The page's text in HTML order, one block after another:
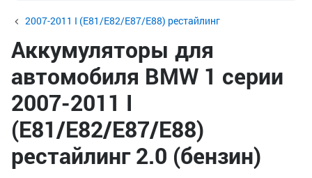
2007-2011 I (E81/E82/E87/E88) рестайлинг
Аккумуляторы для
автомобиля BMW 1 серии
2007-2011 I
(E81/E82/E87/E88)
рестайлинг 2.0 (бензин)